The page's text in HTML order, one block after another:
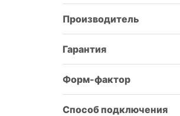
Производитель
Гарантия
Форм-фактор
Способ подключения